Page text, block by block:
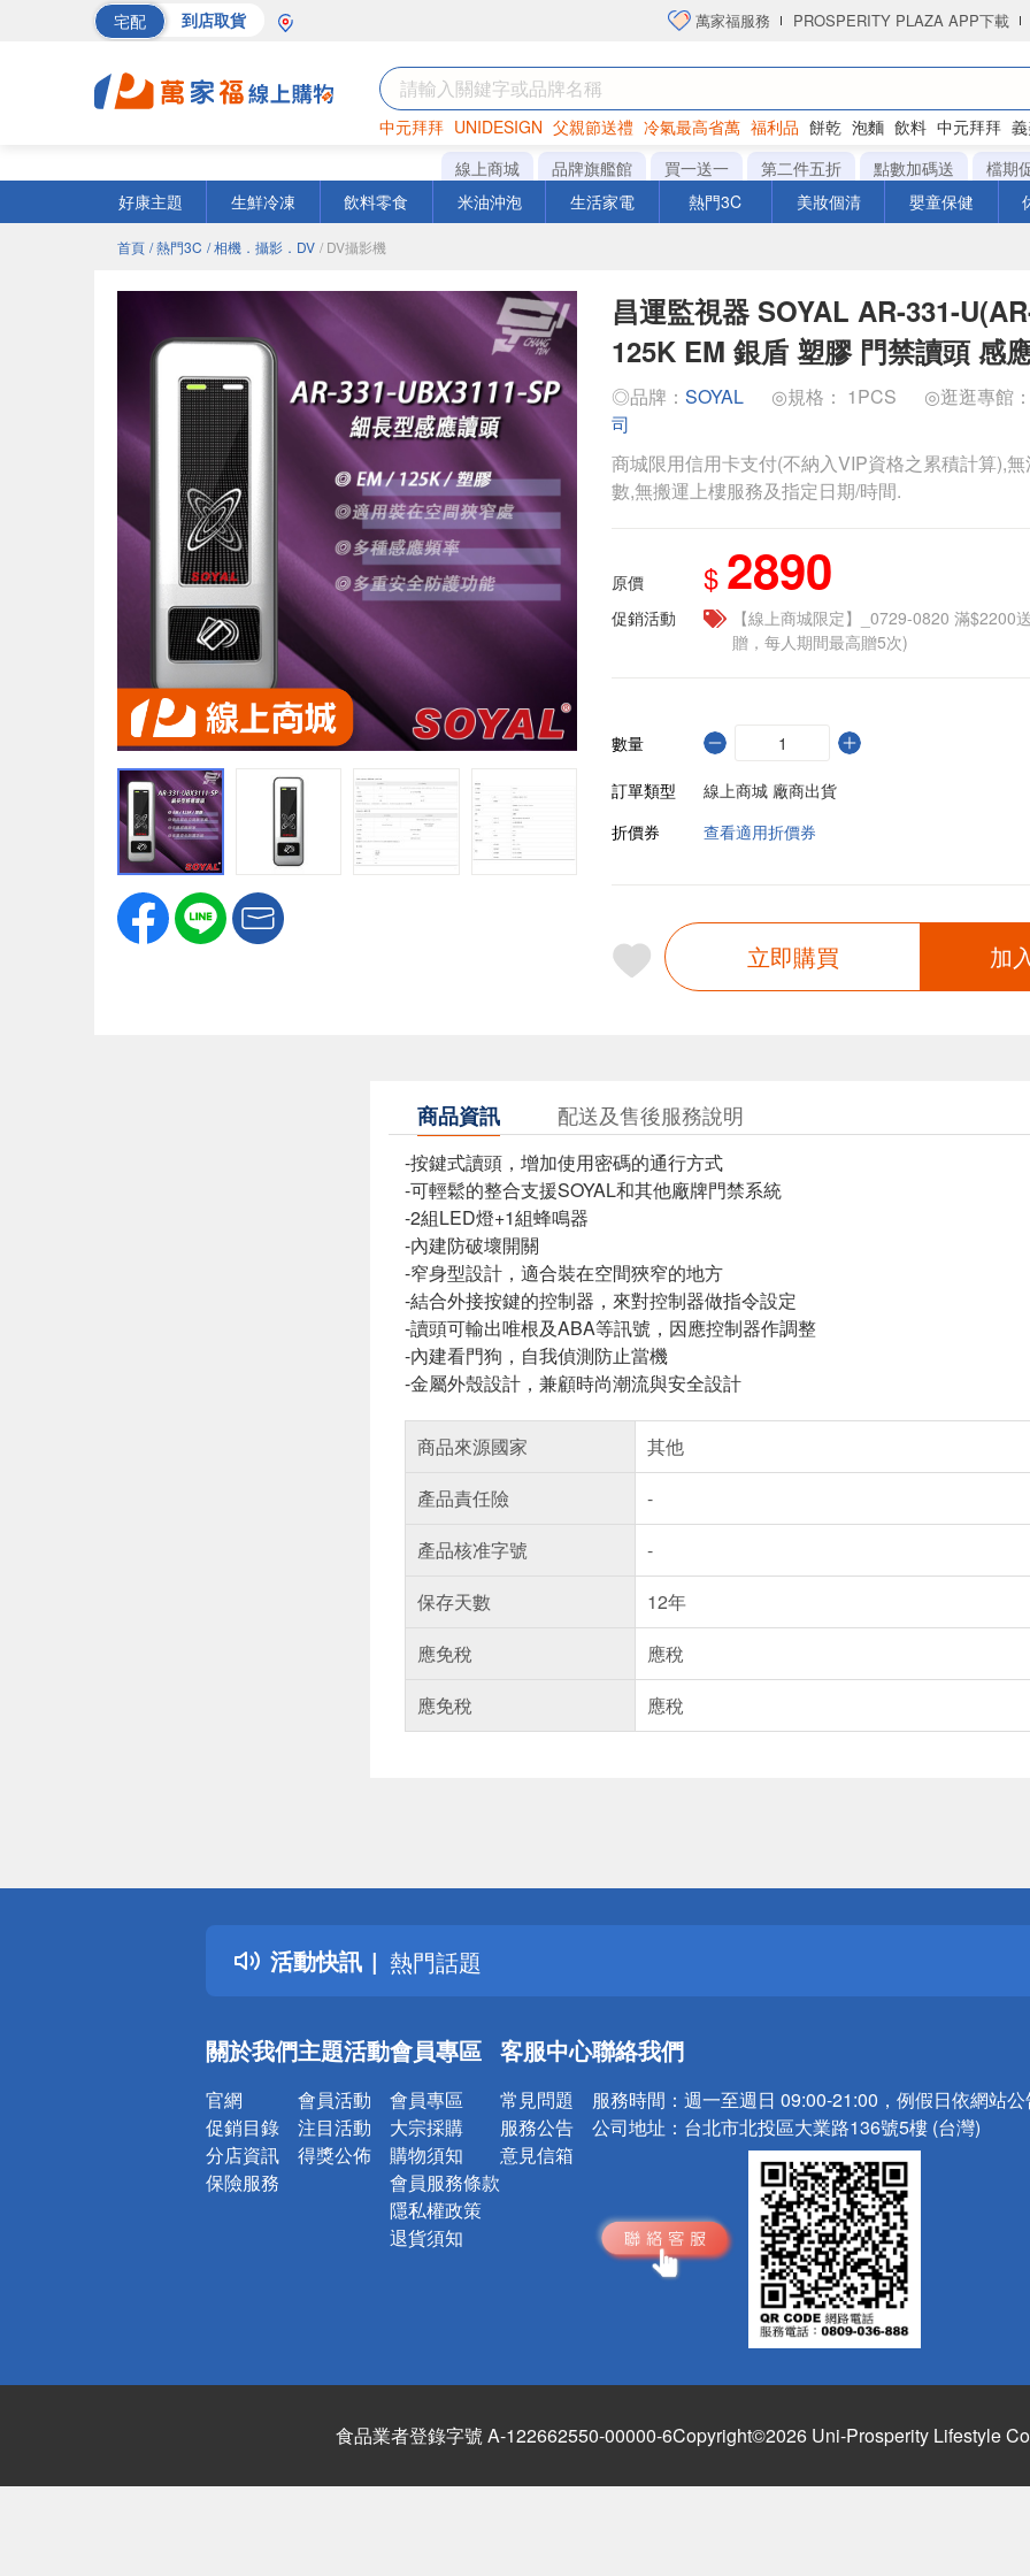
宅配 到店取貨 萬家福服務 PROSPERITY PLAZA APP下載
中元拜拜 UNIDESIGN 父親節送禮 冷氣最高省萬 福利品 餅乾 泡麵 飲料 中元拜拜
巧克力 罐頭 衛生紙
線上商城 品牌旗艦館 買一送一 第二件五折 點數加碼送
檔期
好康主題
生鮮冷凍 飲料零食 米油沖泡 生活家電 熱門3C 美妝個清 嬰童保健
首頁 / 熱門3C / 相機．攝影．DV / DV攝影機
昌運監視器 SOYAL AR-331-
125K EM 銀盾 塑膠 門禁讀頭 感
◎品牌： SOYAL ◎規格： 1PCS
◎逛逛專館
司
商城限用信用卡支付(不納入VIP資格之累積計算),
數,無搬運上樓服務及指定日期/時間.
原價 $ 2890
促銷活動
【線上商城限定】_0729-0820 滿$2200
贈，每人期間最高贈5次)
數量
訂單類型
線上商城 廠商出貨
折價券
查看適用折價券
立即購買 加
商品資訊 配送及售後服務說明
-按鍵式讀頭，增加使用密碼的通行方式
-可輕鬆的整合支援SOYAL和其他廠牌門禁系統
-2組LED燈+1組蜂鳴器
-內建防破壞開關
-窄身型設計，適合裝在空間狹窄的地方
-結合外接按鍵的控制器，來對控制器做指令設定
-讀頭可輸出唯根及ABA等訊號，因應控制器作調整
-內建看門狗，自我偵測防止當機
-金屬外殼設計，兼顧時尚潮流與安全設計
商品來源國家
其他
產品責任險
-
產品核准字號
-
保存天數
12年
應免稅
應稅
應免稅
應稅
活動快訊
詐騙網頁！請小心！
得獎公告
熱門話題
銀行優惠
詐騙網頁！請小心！
關於我們
官網
促銷目錄
分店資訊
保險服務
主題活動
會員活動
注目活動
得獎公佈
會員專區
會員專區
大宗採購
購物須知
會員服務條款
隱私權政策
退貨須知
客服中心
常見問題
服務公告
意見信箱
聯絡我們
服務時間： 週一至週日 09:00-21:00，例假日依網站
公司地址： 台北市北投區大業路136號5樓 (台灣)
食品業者登錄字號 A-122662550-00000-6Copyright©2026 Uni-Prosperity Lifestyle